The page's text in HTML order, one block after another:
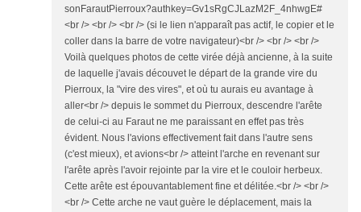
sonFarautPierroux?authkey=Gv1sRgCJLazM2F_4nhwgE#
<br /> <br /> <br /> (si le lien n'apparaît pas actif, le copier et le
coller dans la barre de votre navigateur)<br /> <br /> <br />
Voilà quelques photos de cette virée déjà ancienne, à la suite
de laquelle j'avais découvet le départ de la grande vire du
Pierroux, la "vire des vires", et où tu aurais eu avantage à
aller<br /> depuis le sommet du Pierroux, descendre l'arête
de celui-ci au Faraut ne me paraissant en effet pas très
évident. Nous l'avions effectivement fait dans l'autre sens
(c'est mieux), et avions<br /> atteint l'arche en revenant sur
l'arête après l'avoir rejointe par la vire et le couloir herbeux.
Cette arête est épouvantablement fine et délitée.<br /> <br />
<br /> Cette arche ne vaut guère le déplacement, mais la